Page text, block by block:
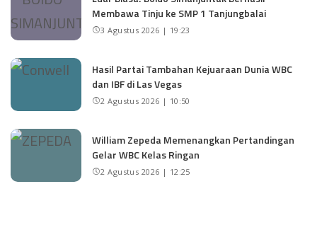
Membawa Tinju ke SMP 1 Tanjungbalai
3 Agustus 2026 | 19:23
Hasil Partai Tambahan Kejuaraan Dunia WBC
dan IBF di Las Vegas
2 Agustus 2026 | 10:50
William Zepeda Memenangkan Pertandingan
Gelar WBC Kelas Ringan
2 Agustus 2026 | 12:25